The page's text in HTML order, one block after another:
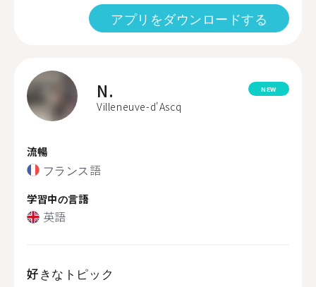
アプリをダウンロードする
N.
Villeneuve-d'Ascq
NEW
流暢
フランス語
学習中の言語
英語
好きなトピック